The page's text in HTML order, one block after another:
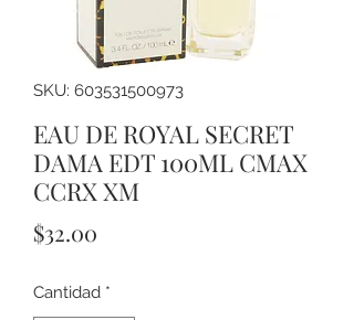
SKU: 603531500973
EAU DE ROYAL SECRET
DAMA EDT 100ML CMAX
CCRX XM
$32.00
Cantidad *